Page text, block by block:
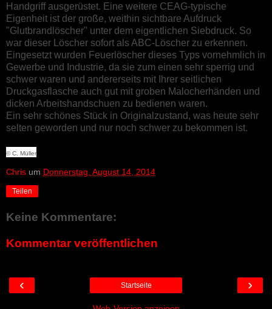
Handgriff ausgerüstet. Eine weitere CEAG-typische
Eigenheit ist der große, weithin sichtbare Aufdruck
"Glutbrandlöscher" unter dem eigentlichen Siebdruck. So
war dieser Löscher sofort als ABC-Löscher zu erkennen.
Eingesetzt wurden Feuerlöscher dieses Typs vornehmlich in
Gewerbe und Industrie, da sie zum einen sehr sperrig und
schwer waren und andererseits mit Ihrer seitlichen
Druckgasflasche auch gut mit groben Malocherhänden und
dicken Arbeitshandschuen zu bedienen waren.
Ein sehr schönes Stück in Originalzustand, was heute sehr
selten geworden und nur noch schwer zu bekommen ist.
© C. Müller
Chris um Donnerstag, August 14, 2014
Teilen
Keine Kommentare:
Kommentar veröffentlichen
‹ ›
Startseite